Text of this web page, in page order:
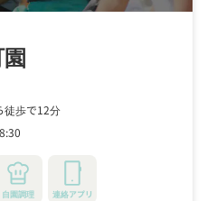
徒歩で12分
自園調理 連絡アプリ